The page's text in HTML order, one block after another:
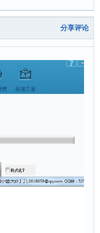
分享评论